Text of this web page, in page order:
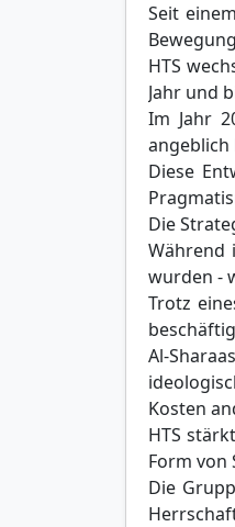
Seit
HTS
Jahr und
Im Jahr
Diese
Die
Während
wurden -
Trotz
Al-
Kosten
HTS
Form von
Die